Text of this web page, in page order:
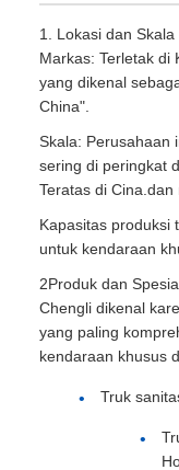
1. Lokasi dan Skala
Markas: Terletak di
yang dikenal
China".
Skala: Perusahaan
sering di peringkat
Teratas di
Kapasitas produksi
untuk kendaraan
2Produk dan
Chengli dikenal
yang paling
kendaraan khusus
Truk